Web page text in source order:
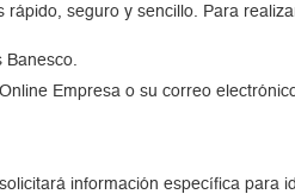
rápido, seguro y sencillo. Para
Empresa o su correo
información específica